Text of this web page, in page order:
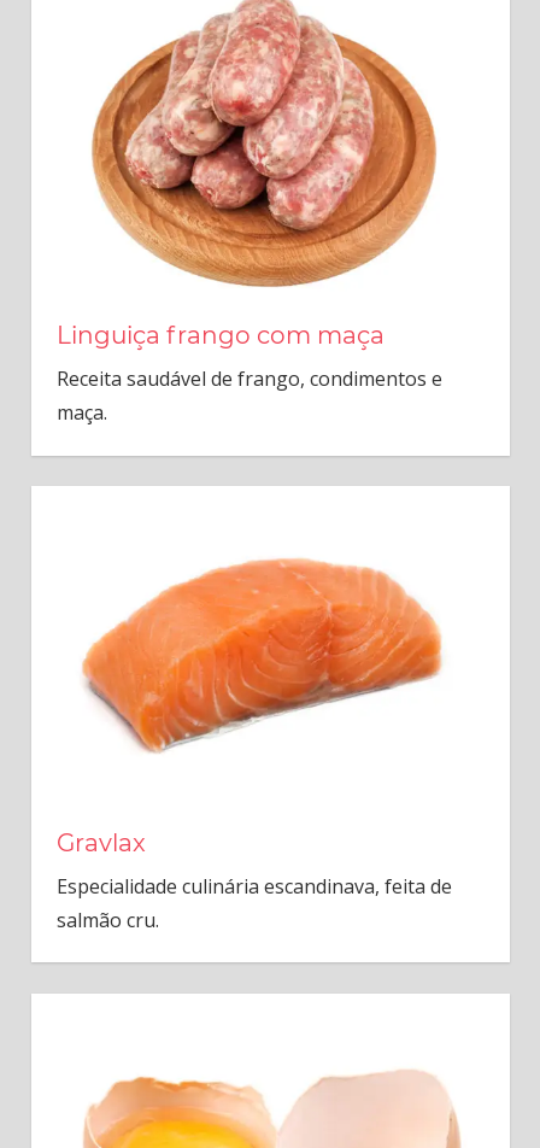
Linguiça frango com maça
Receita saudável de frango, condimentos e
maça.
Gravlax
Especialidade culinária escandinava, feita de
salmão cru.